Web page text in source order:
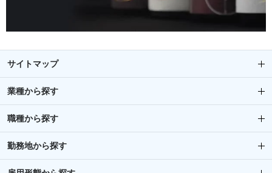
サイトマップ
業種から探す
職種から探す
勤務地から探す